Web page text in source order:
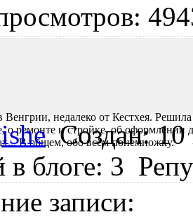
Венгрии, недалеко от Кестхея.
о ремонте и стройке, об
В общем, обо всём понемножку.
ishe Создан:
в блоге: 3
записи: